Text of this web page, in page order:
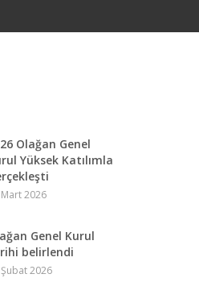
Olağan Genel
Yüksek Katılımla
2026
Genel Kurul
belirlendi
2026